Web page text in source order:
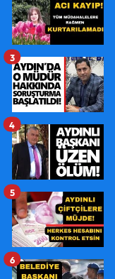
3
4
5
6